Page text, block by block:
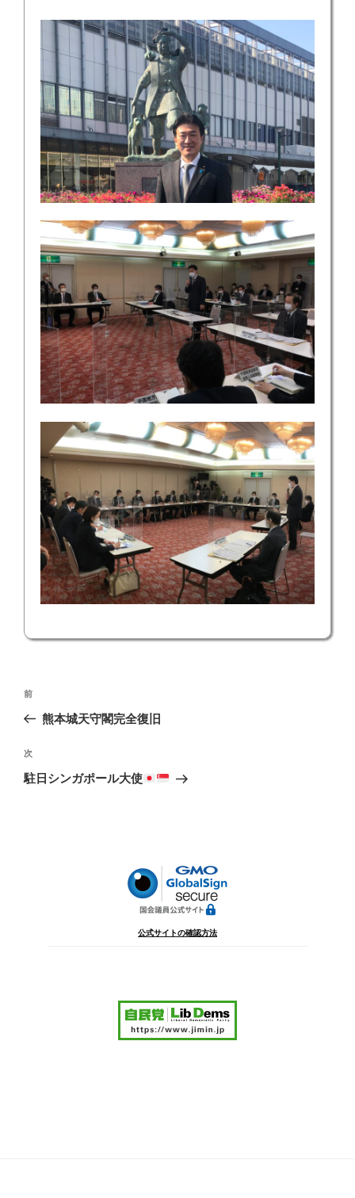
投
ビ
ゲ
前
の
稿
前
熊本城天守閣完全復旧
次
の
次
駐日シンガポール大使
公式サイトの確認方法